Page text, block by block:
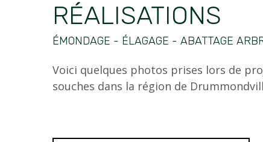
RÉALISATIONS
ÉMONDAGE - ÉLAGAGE - ABATTAGE
Voici quelques photos prises lors de
souches dans la région de